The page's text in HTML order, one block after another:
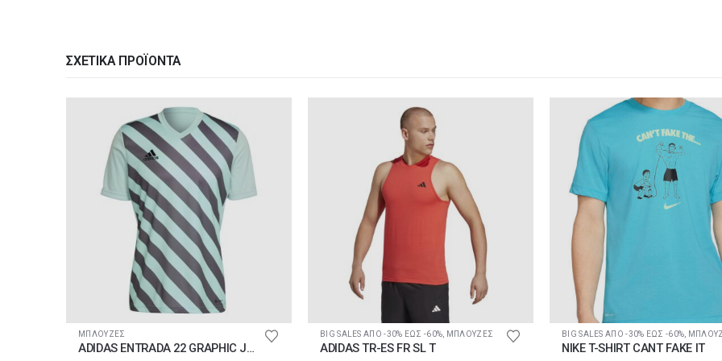
ΣΧΕΤΙΚΆ ΠΡΟΪΌΝΤΑ
ΜΠΛΟΥΖΕΣ
ADIDAS ENTRADA 22 GRAPHIC JERSEY
Αυτό το προϊόν έχει πολλαπλές παραλλαγές. Οι επιλογές μπορούν να επιλεγούν στη σελίδα του προϊόντος
BIG SALES ΑΠΟ -30% ΕΩΣ -60% ΜΠΛΟΥΖΕΣ
ADIDAS TR-ES FR SL T
Αυτό το προϊόν έχει πολλαπλές παραλλαγές. Οι επιλογές μπορούν να επιλεγούν στη σελίδα του προϊόντος
BIG SALES ΑΠΟ -30% ΕΩΣ -60%
NIKE T-SHIRT CANT FAKE IT